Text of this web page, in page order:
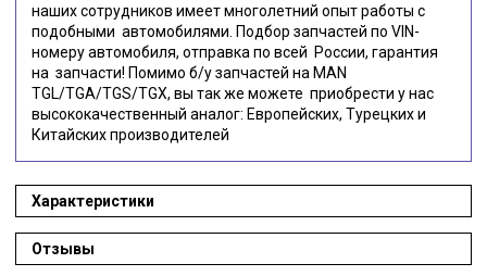
наших сотрудников имеет многолетний опыт работы с
подобными автомобилями. Подбор запчастей по VIN-
номеру автомобиля, отправка по всей России, гарантия
на запчасти! Помимо б/у запчастей на MAN
TGL/TGA/TGS/TGX, вы так же можете приобрести у нас
высококачественный аналог: Европейских, Турецких и
Китайских производителей
Характеристики
Отзывы